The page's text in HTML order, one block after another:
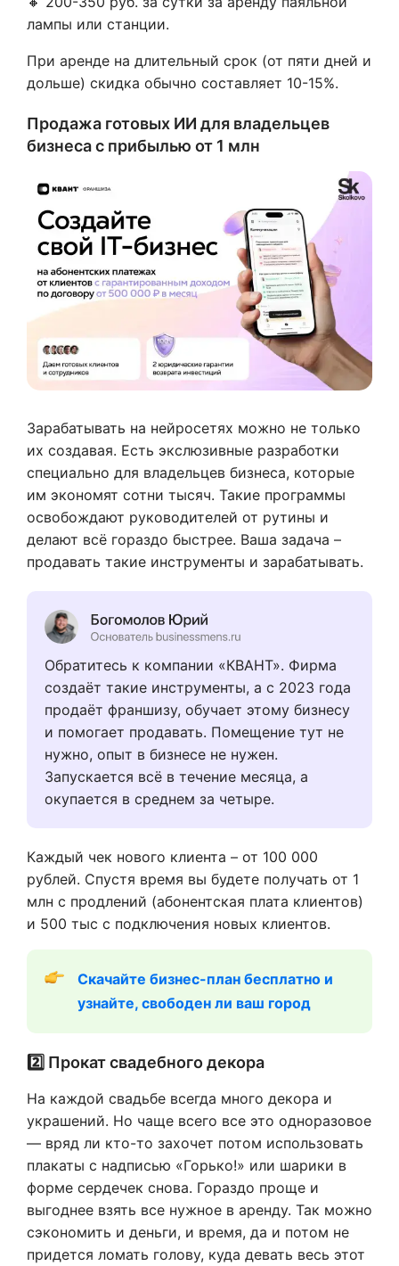
лампы или станции.
При аренде на длительный срок (от пяти дней и
дольше) скидка обычно составляет 10-15%.
Продажа готовых ИИ для владельцев
бизнеса с прибылью от 1 млн
Зарабатывать на нейросетях можно не только
их создавая. Есть экслюзивные разработки
специально для владельцев бизнеса, которые
им экономят сотни тысяч. Такие программы
освобождают руководителей от рутины и
делают всё гораздо быстрее. Ваша задача –
продавать такие инструменты и зарабатывать.
Обратитесь к компании «КВАНТ». Фирма
создаёт такие инструменты, а с 2023 года
продаёт франшизу, обучает этому бизнесу
и помогает продавать. Помещение тут не
нужно, опыт в бизнесе не нужен.
Запускается всё в течение месяца, а
окупается в среднем за четыре.
Каждый чек нового клиента – от 100 000
рублей. Спустя время вы будете получать от 1
млн с продлений (абонентская плата клиентов)
и 500 тыс с подключения новых клиентов.
Скачайте бизнес-план бесплатно и
узнайте, свободен ли ваш город
2️⃣ Прокат свадебного декора
На каждой свадьбе всегда много декора и
украшений. Но чаще всего все это одноразовое
— вряд ли кто-то захочет потом использовать
плакаты с надписью «Горько!» или шарики в
форме сердечек снова. Гораздо проще и
выгоднее взять все нужное в аренду. Так можно
сэкономить и деньги, и время, да и потом не
придется ломать голову, куда девать весь этот